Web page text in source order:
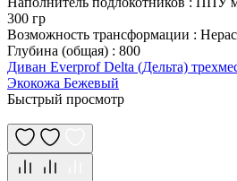
300 гр
Возможность трансформации :
Глубина (общая) : 800
Диван Everprof Delta (Дельта)
Экокожа Бежевый
Быстрый просмотр